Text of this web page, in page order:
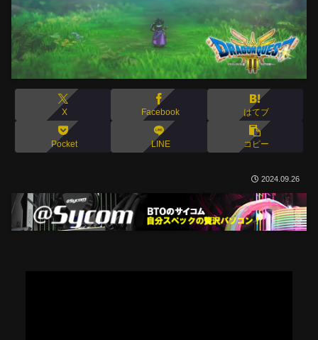
X Facebook はてブ
Pocket LINE コピー
2024.09.26